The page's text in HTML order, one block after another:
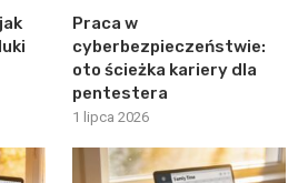
Praca w
cyberbezpieczeństwie:
oto ścieżka kariery dla
pentestera
1 lipca 2026